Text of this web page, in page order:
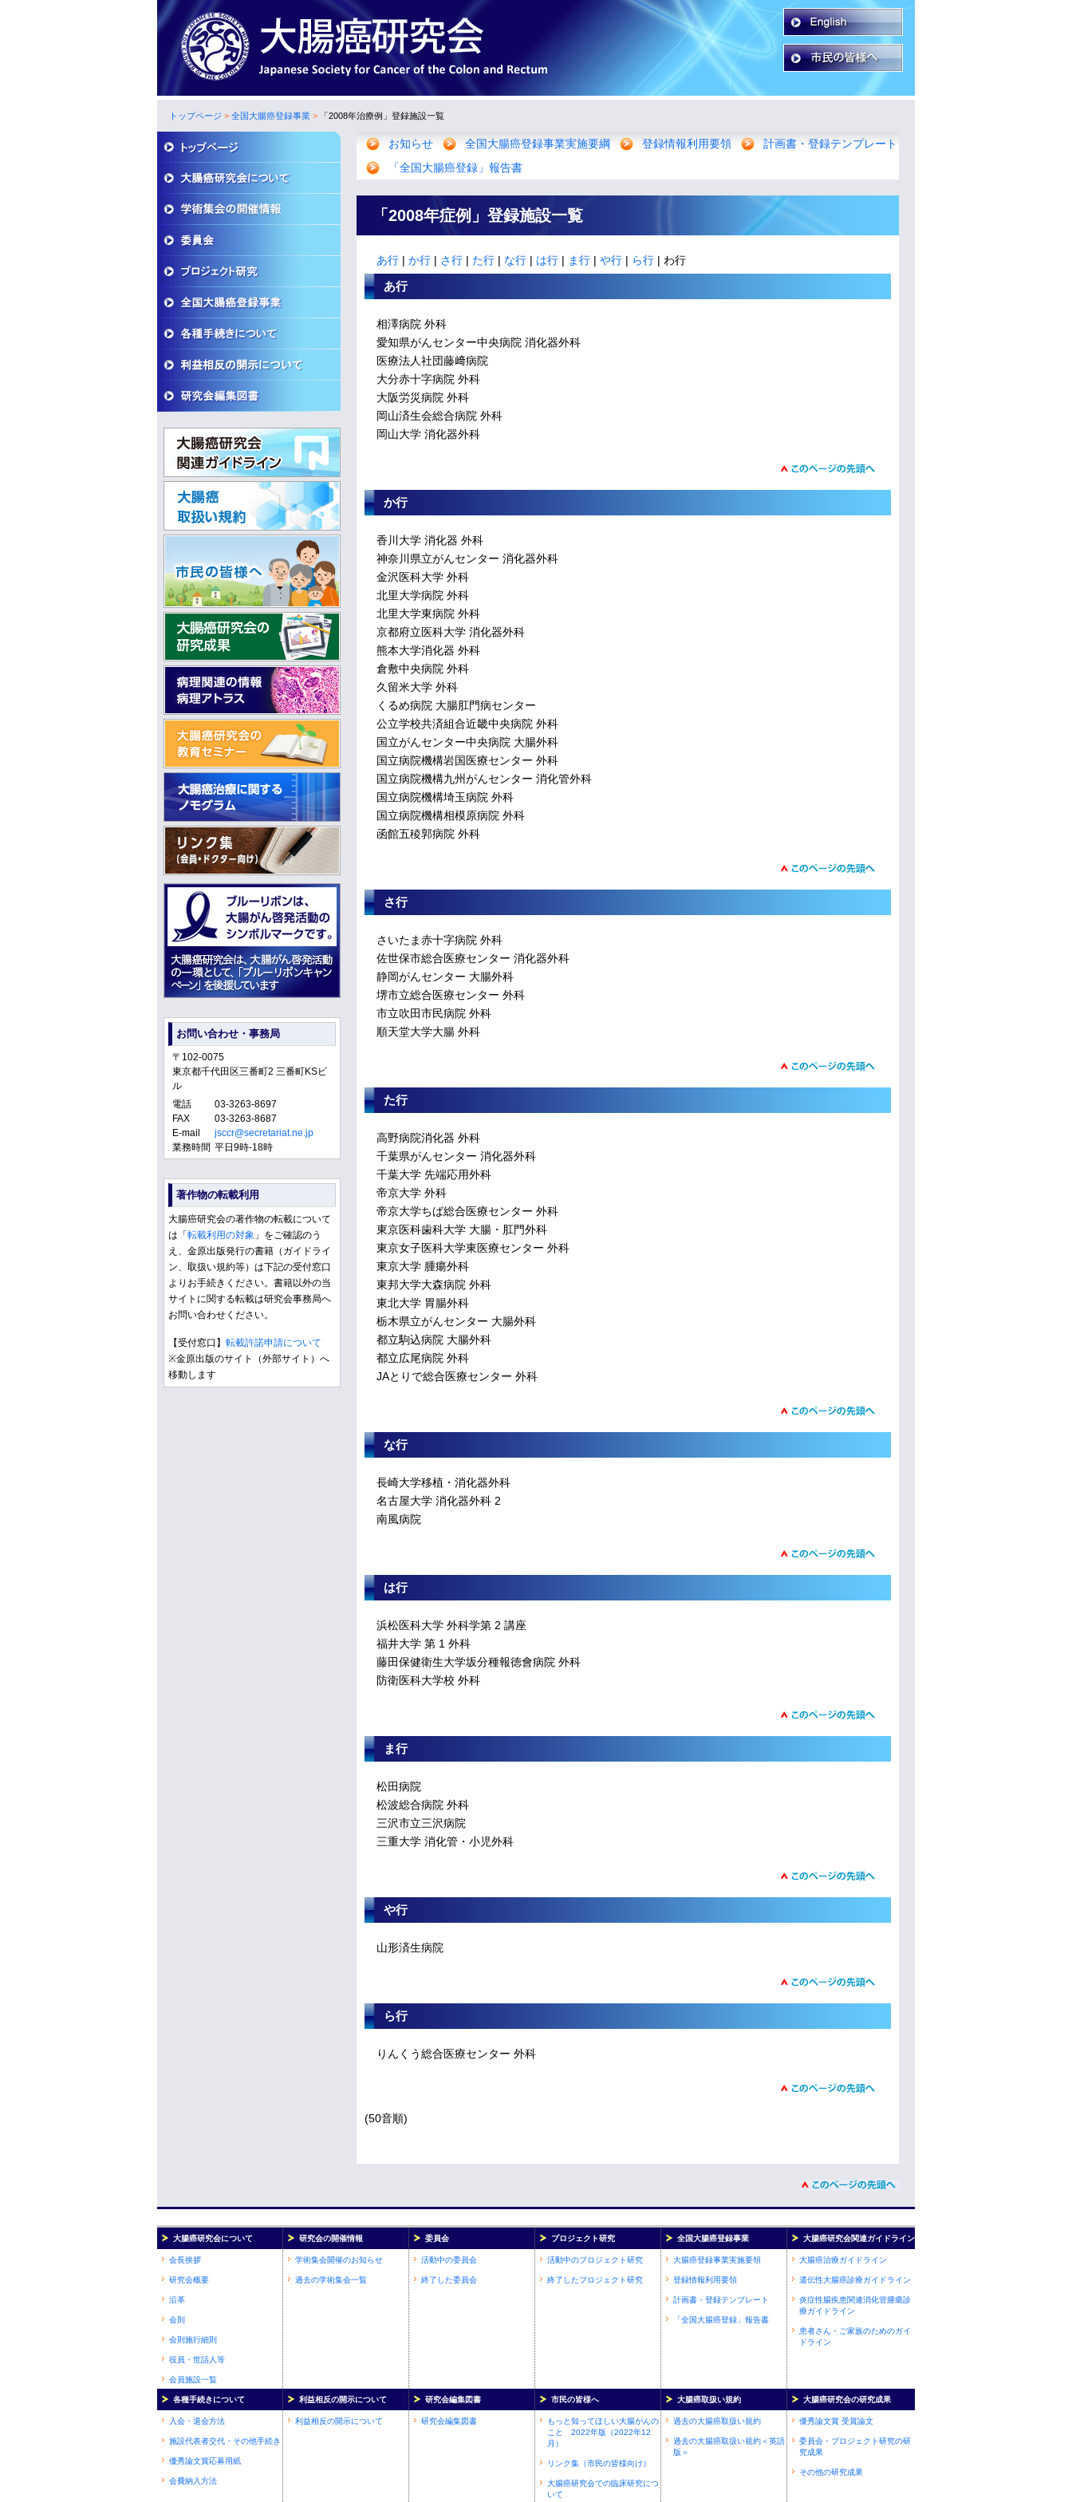
トップページ > 全国大腸癌登録事業 > 「2008年治療例」登録施設一覧
お知らせ 全国大腸癌登録事業実施要綱 登録情報利用要領
計画書・登録テンプレート
「全国大腸癌登録」報告書
「2008年症例」登録施設一覧
あ行 | か行 | さ行 | た行 | な行 | は行 | ま行 | や行 | ら行 | わ行
あ行
相澤病院 外科
愛知県がんセンター中央病院 消化器外科
医療法人社団藤﨑病院
大分赤十字病院 外科
大阪労災病院 外科
岡山済生会総合病院 外科
岡山大学 消化器外科
か行
香川大学 消化器 外科
神奈川県立がんセンター 消化器外科
金沢医科大学 外科
北里大学病院 外科
北里大学東病院 外科
京都府立医科大学 消化器外科
熊本大学消化器 外科
倉敷中央病院 外科
久留米大学 外科
くるめ病院 大腸肛門病センター
公立学校共済組合近畿中央病院 外科
国立がんセンター中央病院 大腸外科
国立病院機構岩国医療センター 外科
国立病院機構九州がんセンター 消化管外科
国立病院機構埼玉病院 外科
国立病院機構相模原病院 外科
函館五稜郭病院 外科
さ行
さいたま赤十字病院 外科
佐世保市総合医療センター 消化器外科
静岡がんセンター 大腸外科
堺市立総合医療センター 外科
市立吹田市民病院 外科
順天堂大学大腸 外科
た行
高野病院消化器 外科
千葉県がんセンター 消化器外科
千葉大学 先端応用外科
帝京大学 外科
帝京大学ちば総合医療センター 外科
東京医科歯科大学 大腸・肛門外科
東京女子医科大学東医療センター 外科
東京大学 腫瘍外科
東邦大学大森病院 外科
東北大学 胃腸外科
栃木県立がんセンター 大腸外科
都立駒込病院 大腸外科
都立広尾病院 外科
JAとりで総合医療センター 外科
な行
長崎大学移植・消化器外科
名古屋大学 消化器外科 2
南風病院
は行
浜松医科大学 外科学第 2 講座
福井大学 第 1 外科
藤田保健衛生大学坂分種報徳會病院 外科
防衛医科大学校 外科
ま行
松田病院
松波総合病院 外科
三沢市立三沢病院
三重大学 消化管・小児外科
や行
山形済生病院
ら行
りんくう総合医療センター 外科
(50音順)
お問い合わせ・事務局
〒102-0075
東京都千代田区三番町2 三番町KSビ
ル
電話
03-3263-8697
FAX
03-3263-8687
E-mail
jsccr@secretariat.ne.jp
業務時間 平日9時-18時
著作物の転載利用
大腸癌研究会の著作物の転載について
は「転載利用の対象 」をご確認のう
え、金原出版発行の書籍（ガイドライ
ン、取扱い規約等）は下記の受付窓口
よりお手続きください。書籍以外の当
サイトに関する転載は研究会事務局へ
お問い合わせください。
【受付窓口】 転載許諾申請について
※金原出版のサイト（外部サイト）へ
移動します
大腸癌研究会について 研究会の開催情報 委員会 プロジェクト研究 全国大腸癌登録事業 大腸癌研究会関連ガイドライン
会長挨拶
研究会概要
沿革
会則
会則施行細則
役員・世話人等
会員施設一覧
学術集会開催のお知らせ
過去の学術集会一覧
活動中の委員会
終了した委員会
活動中のプロジェクト研究
終了したプロジェクト研究
大腸癌登録事業実施要領
登録情報利用要領
計画書・登録テンプレート
「全国大腸癌登録」報告書
大腸癌治療ガイドライン
遺伝性大腸癌診療ガイドライン
炎症性腸疾患関連消化管腫瘍診
療ガイドライン
患者さん・ご家族のためのガイ
ドライン
各種手続きについて 利益相反の開示について 研究会編集図書 市民の皆様へ 大腸癌取扱い規約 大腸癌研究会の研究成果
入会・退会方法
施設代表者交代・その他手続き
優秀論文賞応募用紙
会費納入方法
利益相反の開示について 研究会編集図書
もっと知ってほしい大腸がんの
こと 2022年版（2022年12
月）
リンク集（市民の皆様向け）
大腸癌研究会での臨床研究につ
いて
過去の大腸癌取扱い規約
過去の大腸癌取扱い規約＜英語
版＞
優秀論文賞 受賞論文
委員会・プロジェクト研究の研
究成果
その他の研究成果